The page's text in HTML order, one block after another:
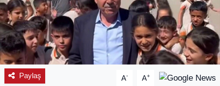
Paylaş A- A+
BİLİM - TEKNOLOJİ
KADIN
KÜLTÜR SANAT